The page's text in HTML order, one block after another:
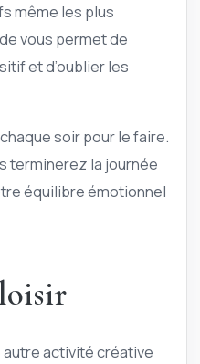
même les plus
vous permet de
et d’oublier les
soir pour le faire.
terminerez la journée
équilibre émotionnel
activité créative